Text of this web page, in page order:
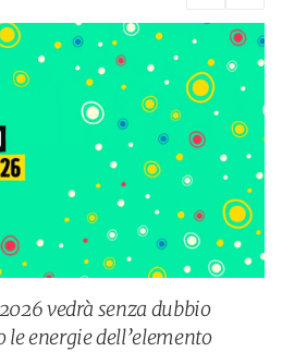
vedrà senza dubbio
energie dell’elemento